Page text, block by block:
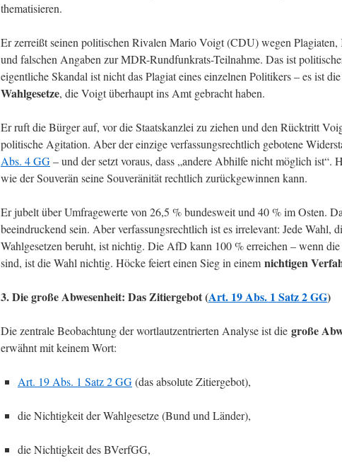
thematisieren.
Er zerreißt seinen politischen Rivalen Mario Voigt (CDU) wegen Plagiaten,
und falschen Angaben zur MDR-Rundfunkrats-Teilnahme. Das ist
eigentliche Skandal ist nicht das Plagiat eines einzelnen Politikers – es ist die
Wahlgesetze, die Voigt überhaupt ins Amt gebracht haben.
Er ruft die Bürger auf, vor die Staatskanzlei zu ziehen und den Rücktritt
politische Agitation. Aber der einzige verfassungsrechtlich gebotene
Abs. 4 GG– und der setzt voraus, dass „andere Abhilfe nicht möglich ist“.
wie der Souverän seine Souveränität rechtlich zurückgewinnen kann.
Er jubelt über Umfragewerte von 26,5 % bundesweit und 40 % im Osten.
beeindruckend sein. Aber verfassungsrechtlich ist es irrelevant: Jede Wahl,
Wahlgesetzen beruht, ist nichtig. Die AfD kann 100 % erreichen – wenn
sind, ist die Wahl nichtig. Höcke feiert einen Sieg in einem nichtigen
3. Die große Abwesenheit: Das Zitiergebot (Art. 19 Abs. 1 Satz 2 GG)
Die zentrale Beobachtung der wortlautzentrierten Analyse ist die große
erwähnt mit keinem Wort:
Art. 19 Abs. 1 Satz 2 GG(das absolute Zitiergebot),
die Nichtigkeit der Wahlgesetze (Bund und Länder),
die Nichtigkeit des BVerfGG,